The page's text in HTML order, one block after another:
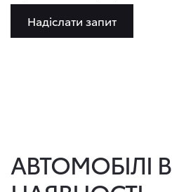
Надіслати запит
АВТОМОБІЛІ В